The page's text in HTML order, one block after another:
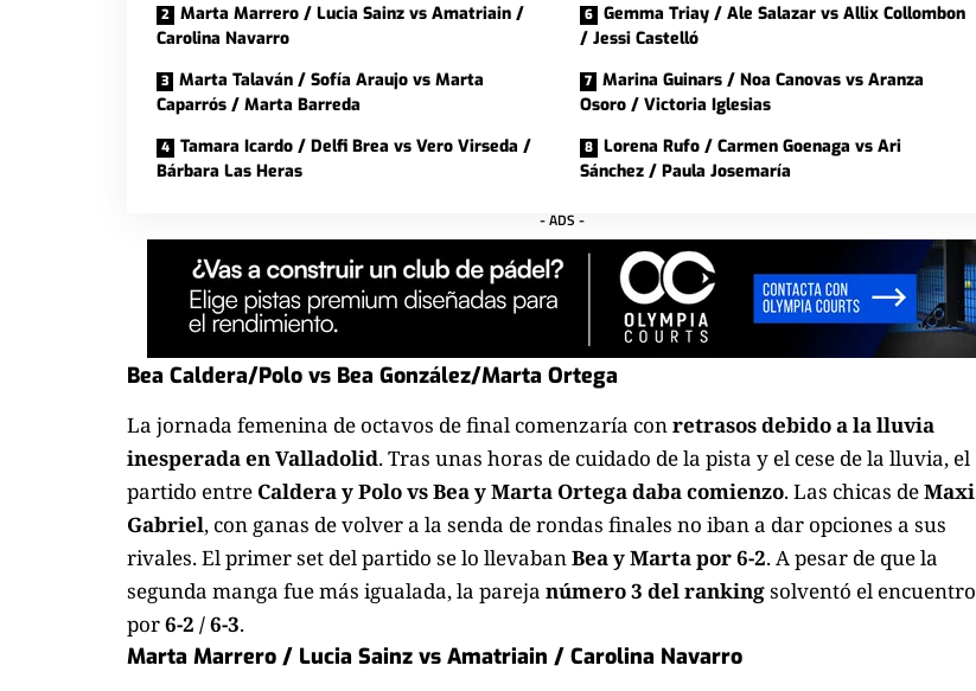
Marta Marrero / Lucia Sainz vs Amatriain /
Carolina Navarro
Marta Talaván / Sofía Araujo vs Marta
Caparrós / Marta Barreda
Tamara Icardo / Delfi Brea vs Vero Virseda /
Bárbara Las Heras
Gemma Triay / Ale Salazar vs Allix Collombon
/ Jessi Castelló
Marina Guinars / Noa Canovas vs Aranza
Osoro / Victoria Iglesias
Lorena Rufo / Carmen Goenaga vs Ari
Sánchez / Paula Josemaría
- ADS -
Bea Caldera/Polo vs Bea González/Marta Ortega
La jornada femenina de octavos de final comenzaría conretrasos debido a la lluvia
inesperada en Valladolid. Tras unas horas de cuidado de la pista y el cese de la lluvia, el
partido entre Caldera y Polo vs Bea y Marta Ortega daba comienzo. Las chicas deMaxi
Gabriel, con ganas de volver a la senda de rondas finales no iban a dar opciones a sus
rivales. El primer set del partido se lo llevabanBea y Marta por 6-2. A pesar de que la
segunda manga fue más igualada, la pareja número 3 del rankingsolventó el encuentro
por6-2 / 6-3.
Marta Marrero / Lucia Sainz vs Amatriain / Carolina Navarro